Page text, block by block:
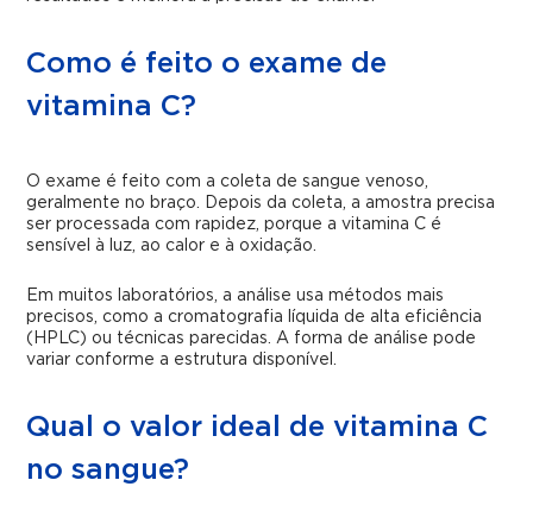
Como é feito o exame de
vitamina C?
O exame é feito com a coleta de sangue venoso,
geralmente no braço. Depois da coleta, a amostra precisa
ser processada com rapidez, porque a vitamina C é
sensível à luz, ao calor e à oxidação.
Em muitos laboratórios, a análise usa métodos mais
precisos, como a cromatografia líquida de alta eficiência
(HPLC) ou técnicas parecidas. A forma de análise pode
variar conforme a estrutura disponível.
Qual o valor ideal de vitamina C
no sangue?